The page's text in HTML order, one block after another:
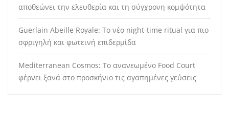
αποθεώνει την ελευθερία και τη σύγχρονη κομψότητα
Guerlain Abeille Royale: Το νέο night-time ritual για πιο
σφριγηλή και φωτεινή επιδερμίδα
Mediterranean Cosmos: Το ανανεωμένο Food Court
φέρνει ξανά στο προσκήνιο τις αγαπημένες γεύσεις